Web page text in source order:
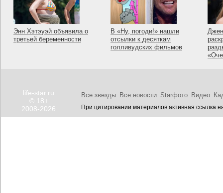
Энн Хэтэуэй объявила о
третьей беременности
В «Ну, погоди!» нашли
отсылки к десяткам
голливудских фильмов
life-star.ru
© 18+
2008-2026
Все звезды Все новости Starфото Видео
При цитировании материалов активная ссылка